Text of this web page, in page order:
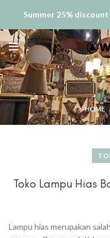
HOME
Toko Lampu Hias
Lampu hias merupakan
Summer 25%